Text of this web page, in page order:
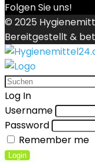
Folgen Sie uns!
© 2025
Bereitgestellt &
Log In
Username
Password
Remember me
Login